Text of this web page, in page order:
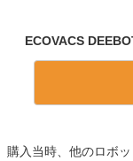
ECOVACS
購入当時、他のロボ